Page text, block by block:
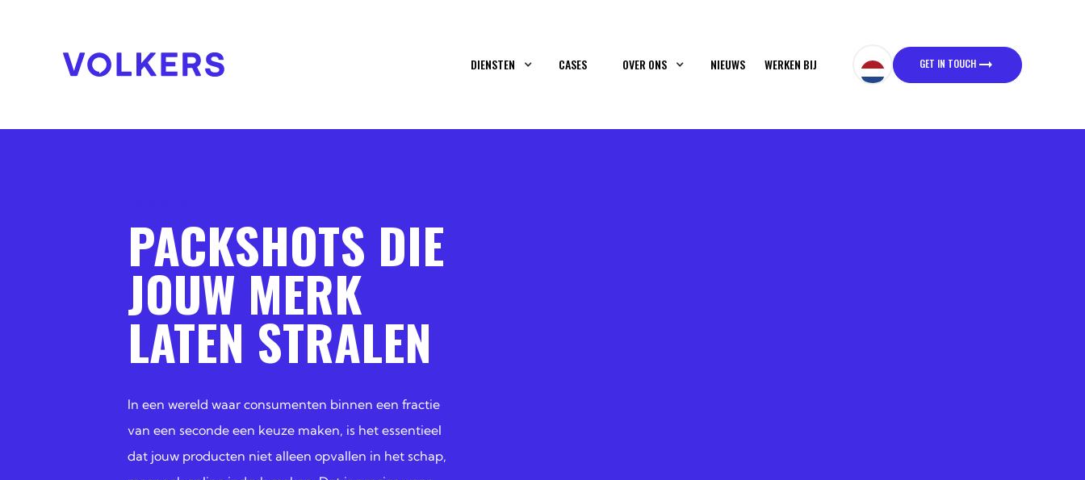
DIENSTEN CASES OVER ONS NIEUWS WERKEN BIJ
GET IN TOUCH
PACKSHOTS DIE
JOUW MERK
LATEN STRALEN
In een wereld waar consumenten binnen een fractie
van een seconde een keuze maken, is het essentieel
dat jouw producten niet alleen opvallen in het schap,